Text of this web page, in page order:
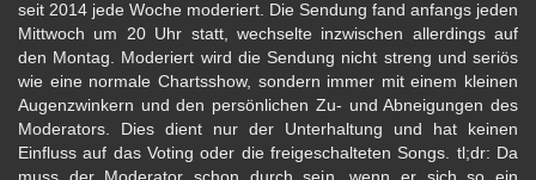
seit 2014 jede Woche moderiert. Die Sendung fand anfangs jeden
Mittwoch um 20 Uhr statt, wechselte inzwischen allerdings auf
den Montag. Moderiert wird die Sendung nicht streng und seriös
wie eine normale Chartsshow, sondern immer mit einem kleinen
Augenzwinkern und den persönlichen Zu- und Abneigungen des
Moderators. Dies dient nur der Unterhaltung und hat keinen
Einfluss auf das Voting oder die freigeschalteten Songs. tl;dr: Da